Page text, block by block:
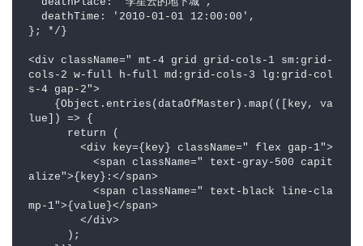
}; */}
<div className=" mt-4 grid grid-cols-1 sm:grid-
cols-2 w-full h-full md:grid-cols-3 lg:grid-col
s-4 gap-2">
lue]) => {
alize">{key}:</span>
mp-1">{value}</span>